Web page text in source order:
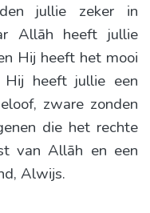
jullie zeker in
Allāh heeft jullie
Hij heeft het mooi
heeft jullie een
zware zonden
die het rechte
van Allāh en een
Alwijs.